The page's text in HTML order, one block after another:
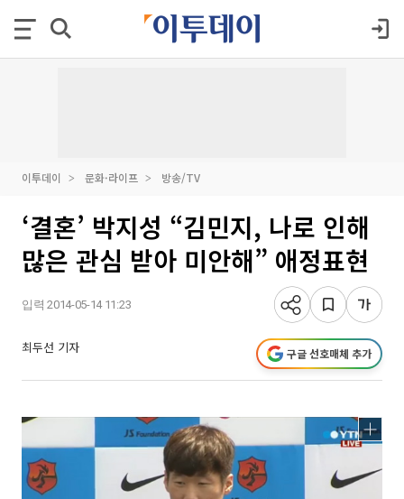
이투데이 문화·라이프 방송/TV
‘결혼’ 박지성 “김민지, 나로 인해
많은 관심 받아 미안해” 애정표현
입력 2014-05-14 11:23
최두선 기자 구글 선호매체 추가